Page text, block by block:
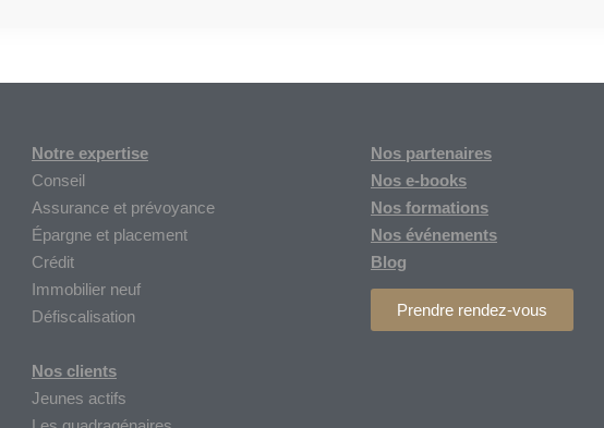
Notre expertise
Conseil
Assurance et prévoyance
Épargne et placement
Crédit
Immobilier neuf
Défiscalisation
Nos clients
Jeunes actifs
Nos partenaires
Nos e-books
Nos formations
Nos événements
Blog
Prendre rendez-vous